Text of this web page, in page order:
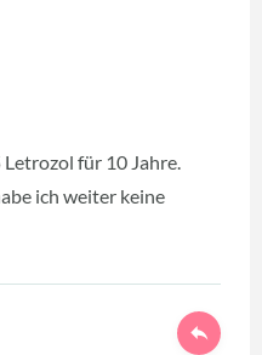
für 10 Jahre.
ich weiter keine